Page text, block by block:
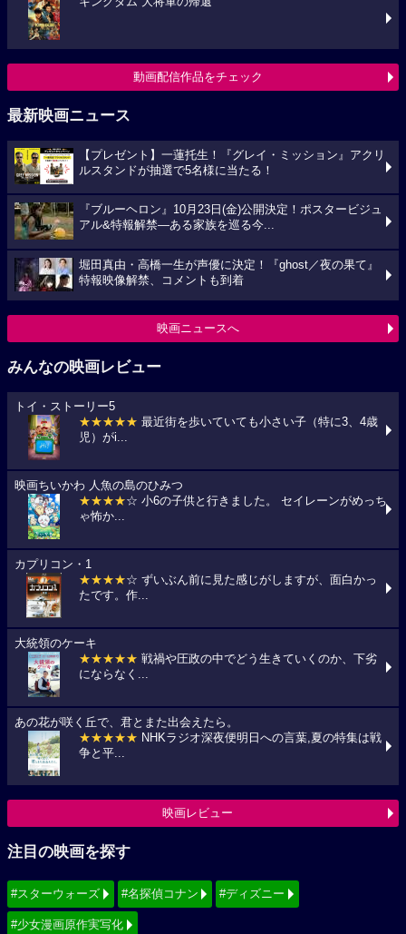
動画配信作品をチェック
最新映画ニュース
【プレゼント】一蓮托生！『グレイ・ミッション』アクリ
ルスタンドが抽選で5名様に当たる！
『ブルーヘロン』10月23日(金)公開決定！ポスタービジュ
アル&特報解禁―ある家族を巡る今...
堀田真由・高橋一生が声優に決定！『ghost／夜の果て』
特報映像解禁、コメントも到着
映画ニュースへ
みんなの映画レビュー
トイ・ストーリー5
★★★★★ 最近街を歩いていても小さい子（特に3、4歳
児）がi...
映画ちいかわ 人魚の島のひみつ
★★★★☆ 小6の子供と行きました。 セイレーンがめっち
ゃ怖か...
カプリコン・1
★★★★☆ ずいぶん前に見た感じがしますが、面白かっ
たです。作...
大統領のケーキ
★★★★★ 戦禍や圧政の中でどう生きていくのか、下劣
にならなく...
あの花が咲く丘で、君とまた出会えたら。
★★★★★ NHKラジオ深夜便明日への言葉,夏の特集は戦
争と平...
映画レビュー
注目の映画を探す
#スターウォーズ #名探偵コナン #ディズニー
#少女漫画原作実写化